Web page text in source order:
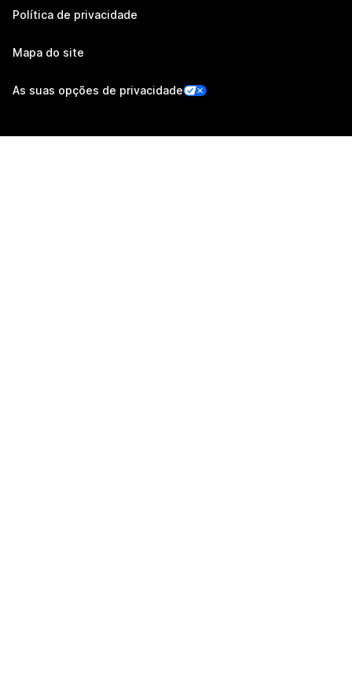
Política de privacidade
Mapa do site
As suas opções de privacidade